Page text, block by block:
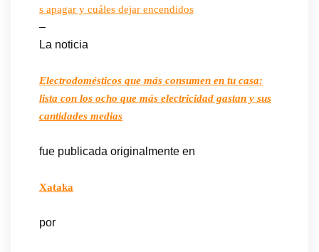
s apagar y cuáles dejar encendidos
–
La noticia
Electrodomésticos que más consumen en tu casa:
lista con los ocho que más electricidad gastan y sus
cantidades medias
fue publicada originalmente en
Xataka
por